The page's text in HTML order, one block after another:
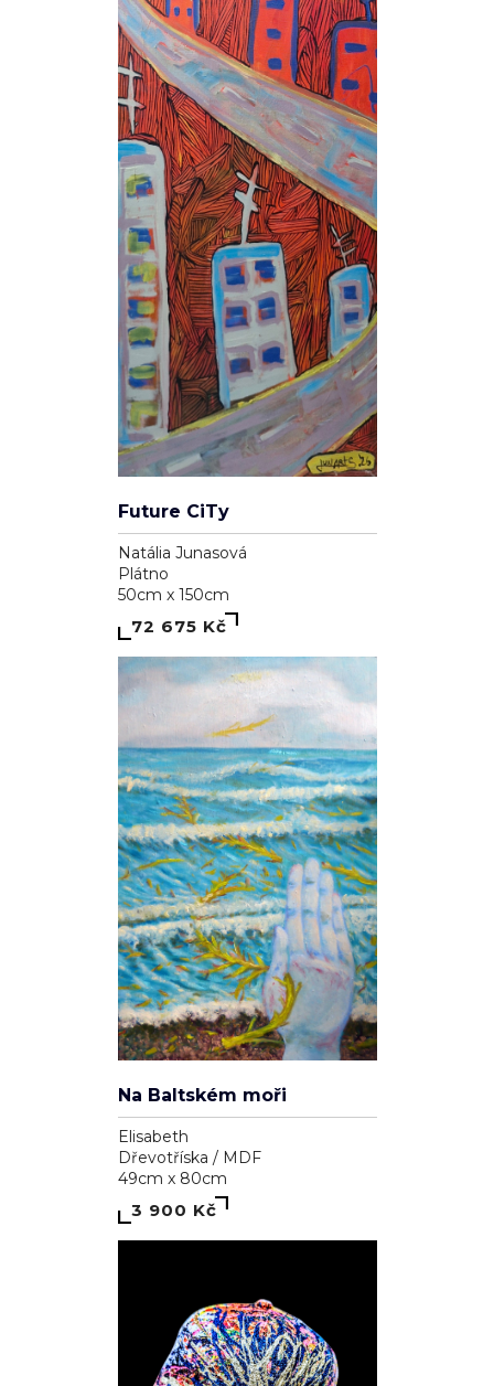
Future CiTy
Natália Junasová
Plátno
50cm x 150cm
72 675 Kč
Na Baltském moři
Elisabeth
Dřevotříska / MDF
49cm x 80cm
3 900 Kč